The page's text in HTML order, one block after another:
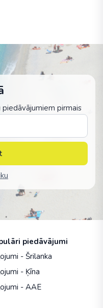
pirmais
piedāvājumi
- Šrilanka
- Ķīna
- AAE